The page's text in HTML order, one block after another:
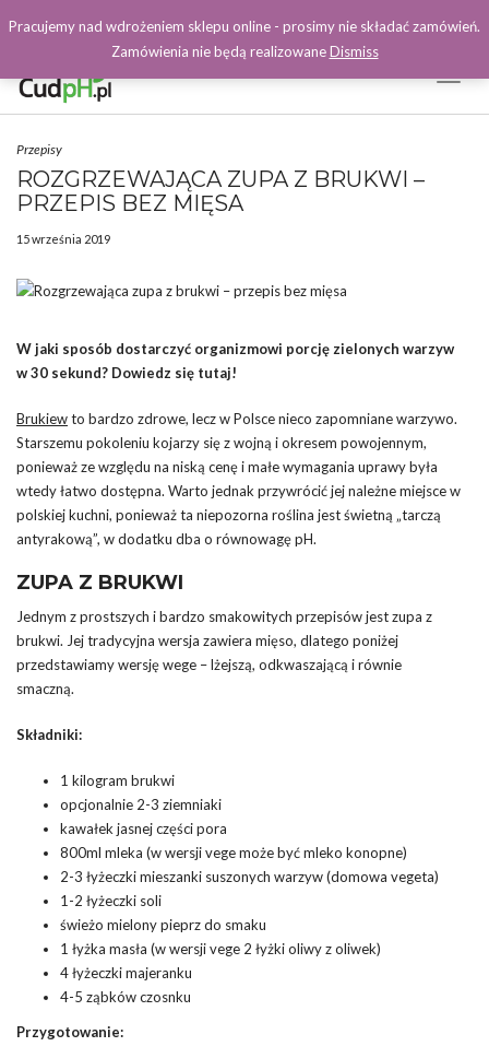
Facebook
Przepisy
ROZGRZEWAJĄCA ZUPA Z BRUKWI –
PRZEPIS BEZ MIĘSA
15 września 2019
W jaki sposób dostarczyć organizmowi porcję zielonych warzyw
w 30 sekund? Dowiedz się tutaj!
Brukiewto bardzo zdrowe, lecz w Polsce nieco zapomniane warzywo.
Starszemu pokoleniu kojarzy się z wojną i okresem powojennym,
ponieważ ze względu na niską cenę i małe wymagania uprawy była
wtedy łatwo dostępna. Warto jednak przywrócić jej należne miejsce w
polskiej kuchni, ponieważ ta niepozorna roślina jest świetną „tarczą
antyrakową”, w dodatku dba o równowagę pH.
ZUPA Z BRUKWI
Jednym z prostszych i bardzo smakowitych przepisów jest zupa z
brukwi. Jej tradycyjna wersja zawiera mięso, dlatego poniżej
przedstawiamy wersję wege – lżejszą, odkwaszającą i równie
smaczną.
Składniki:
1 kilogram brukwi
opcjonalnie 2-3 ziemniaki
kawałek jasnej części pora
800ml mleka (w wersji vege może być mleko konopne)
2-3 łyżeczki mieszanki suszonych warzyw (domowa vegeta)
1-2 łyżeczki soli
świeżo mielony pieprz do smaku
1 łyżka masła (w wersji vege 2 łyżki oliwy z oliwek)
4 łyżeczki majeranku
4-5 ząbków czosnku
Przygotowanie:
Pracujemy nad wdrożeniem sklepu online - prosimy nie składać zamówień.
Zamówienia nie będą realizowaneDismiss